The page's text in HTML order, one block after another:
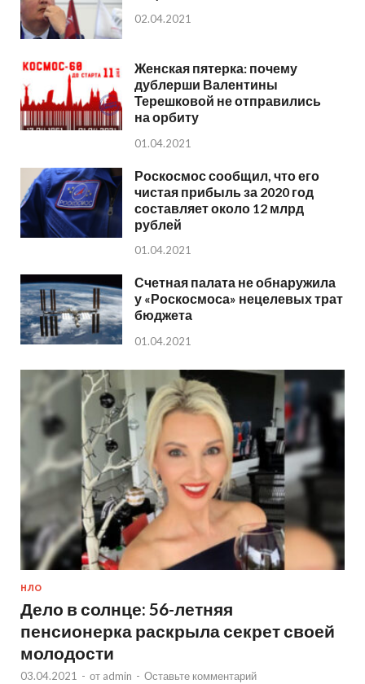
02.04.2021
Женская пятерка: почему
дублерши Валентины
Терешковой не отправились
на орбиту
01.04.2021
Роскосмос сообщил, что его
чистая прибыль за 2020 год
составляет около 12 млрд
рублей
01.04.2021
Счетная палата не обнаружила
у «Роскосмоса» нецелевых трат
бюджета
01.04.2021
НЛО
Дело в солнце: 56-летняя
пенсионерка раскрыла секрет своей
молодости
03.04.2021 - от admin - Оставьте комментарий